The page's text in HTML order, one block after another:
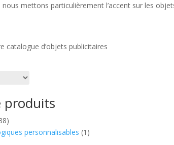
mettons particulièrement l’accent sur les
catalogue d’objets publicitaires
produits
personnalisables (1)